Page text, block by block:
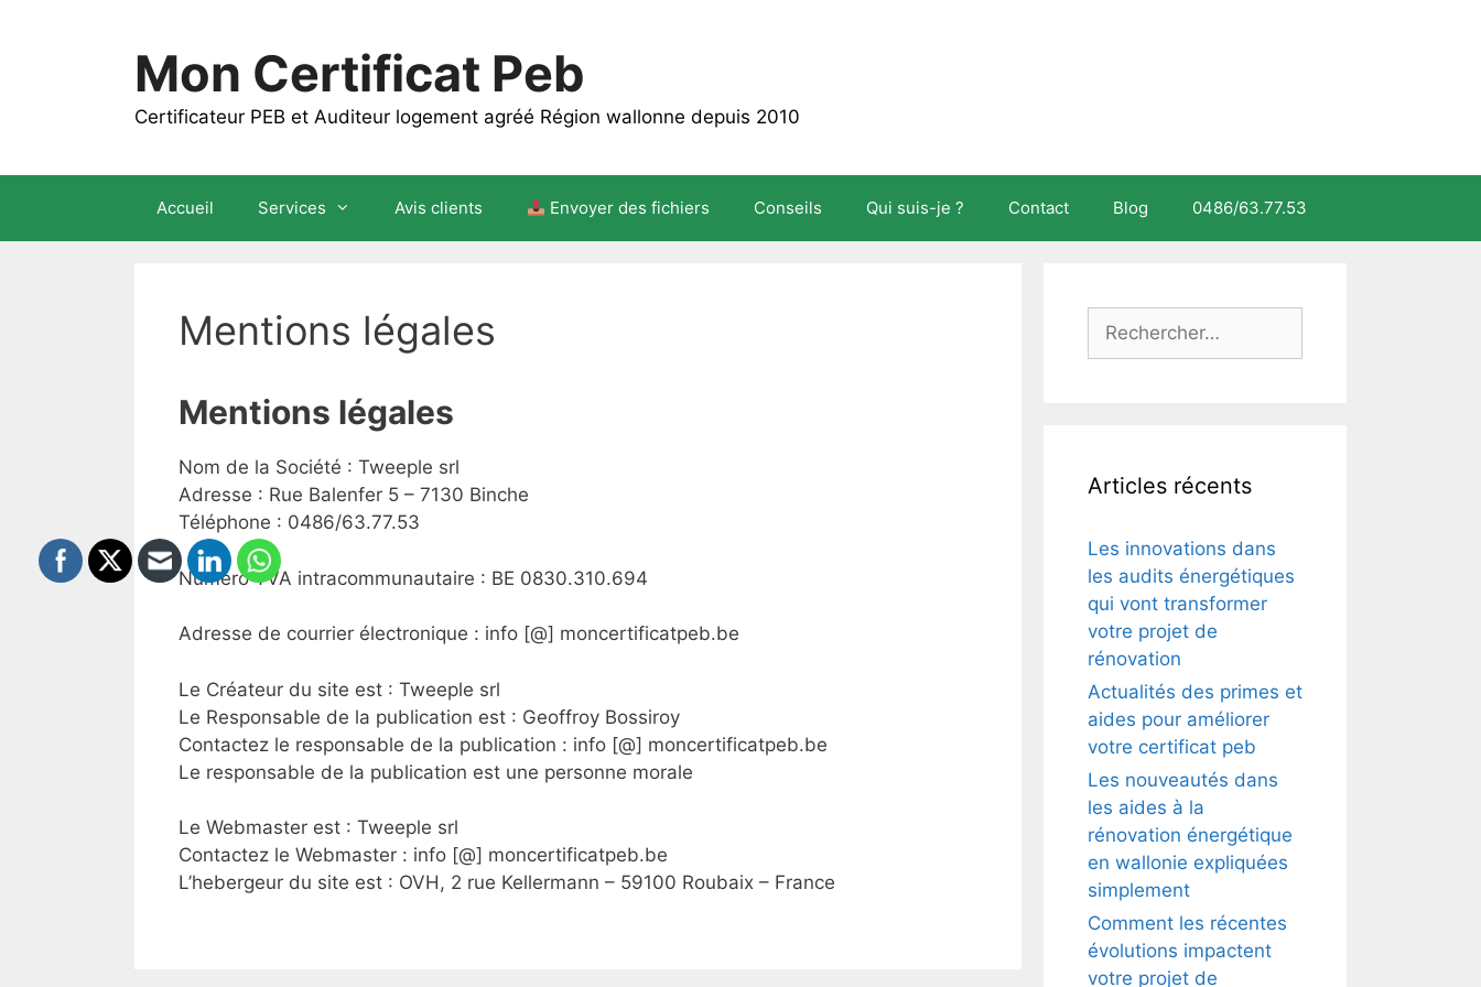
Mon Certificat Peb
Certificateur PEB et Auditeur logement agréé Région wallonne depuis 2010
Accueil Services Avis clients Envoyer des fichiers Conseils Qui suis-je ? Contact Blog 0486/63.77.53
Mentions légales
Mentions légales
Nom de la Société : Tweeple srl
Adresse : Rue Balenfer 5 – 7130 Binche
Téléphone : 0486/63.77.53
Numéro TVA intracommunautaire : BE 0830.310.694
Adresse de courrier électronique : info [@] moncertificatpeb.be
Le Créateur du site est : Tweeple srl
Le Responsable de la publication est : Geoffroy Bossiroy
Contactez le responsable de la publication : info [@] moncertificatpeb.be
Le responsable de la publication est une personne morale
Le Webmaster est : Tweeple srl
Contactez le Webmaster : info [@] moncertificatpeb.be
L’hebergeur du site est : OVH, 2 rue Kellermann – 59100 Roubaix – France
Rechercher :
Articles récents
Les innovations dans
les audits énergétiques
qui vont transformer
votre projet de
rénovation
Actualités des primes et
aides pour améliorer
votre certificat peb
Les nouveautés dans
les aides à la
rénovation énergétique
en wallonie expliquées
simplement
Comment les récentes
évolutions impactent
votre projet de